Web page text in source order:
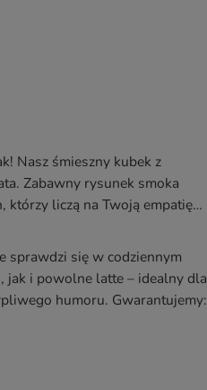
Nasz śmieszny kubek z
Zabawny rysunek smoka
którzy liczą na Twoją empatię…
sprawdzi się w codziennym
jak i powolne latte – idealny dla
humoru. Gwarantujemy: